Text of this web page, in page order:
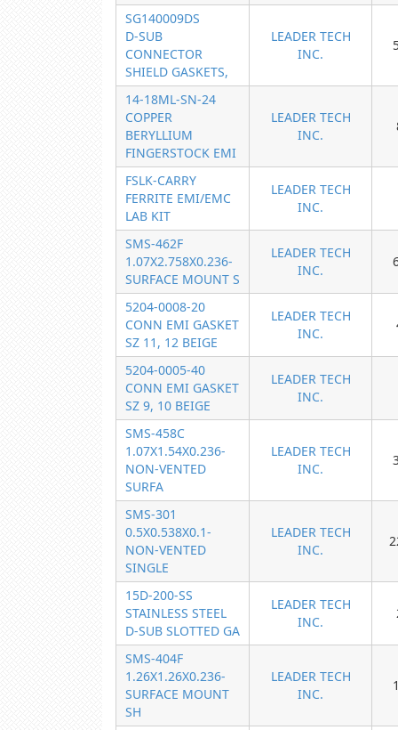
SG140009DS
D-SUB
CONNECTOR
SHIELD GASKETS,
LEADER TECH
INC.
14-18ML-SN-24
COPPER
BERYLLIUM
FINGERSTOCK EMI
LEADER TECH
INC.
FSLK-CARRY
FERRITE EMI/EMC
LAB KIT
LEADER TECH
INC.
SMS-462F
1.07X2.758X0.236-
SURFACE MOUNT S
LEADER TECH
INC.
5204-0008-20
CONN EMI GASKET
SZ 11, 12 BEIGE
LEADER TECH
INC.
5204-0005-40
CONN EMI GASKET
SZ 9, 10 BEIGE
LEADER TECH
INC.
SMS-458C
1.07X1.54X0.236-
NON-VENTED
SURFA
LEADER TECH
INC.
SMS-301
0.5X0.538X0.1-
NON-VENTED
SINGLE
LEADER TECH
INC.
15D-200-SS
STAINLESS STEEL
D-SUB SLOTTED GA
LEADER TECH
INC.
SMS-404F
1.26X1.26X0.236-
SURFACE MOUNT
SH
LEADER TECH
INC.